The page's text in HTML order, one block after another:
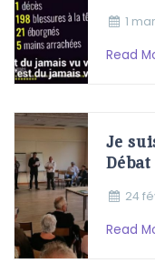
1
Read
Je
24
Read